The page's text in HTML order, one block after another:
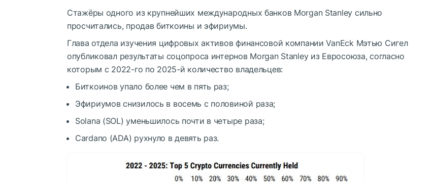
Стажёры одного из крупнейших международных банков Morgan Stanley сильно
просчитались, продав биткоины и эфириумы.
Глава отдела изучения цифровых активов финансовой компании VanEck Мэтью Сигел
опубликовал результаты соцопроса интернов Morgan Stanley из Евросоюза, согласно
которым с 2022-го по 2025-й количество владельцев:
Биткоинов упало более чем в пять раз;
Эфириумов снизилось в восемь с половиной раза;
Solana (SOL) уменьшилось почти в четыре раза;
Cardano (ADA) рухнуло в девять раз.